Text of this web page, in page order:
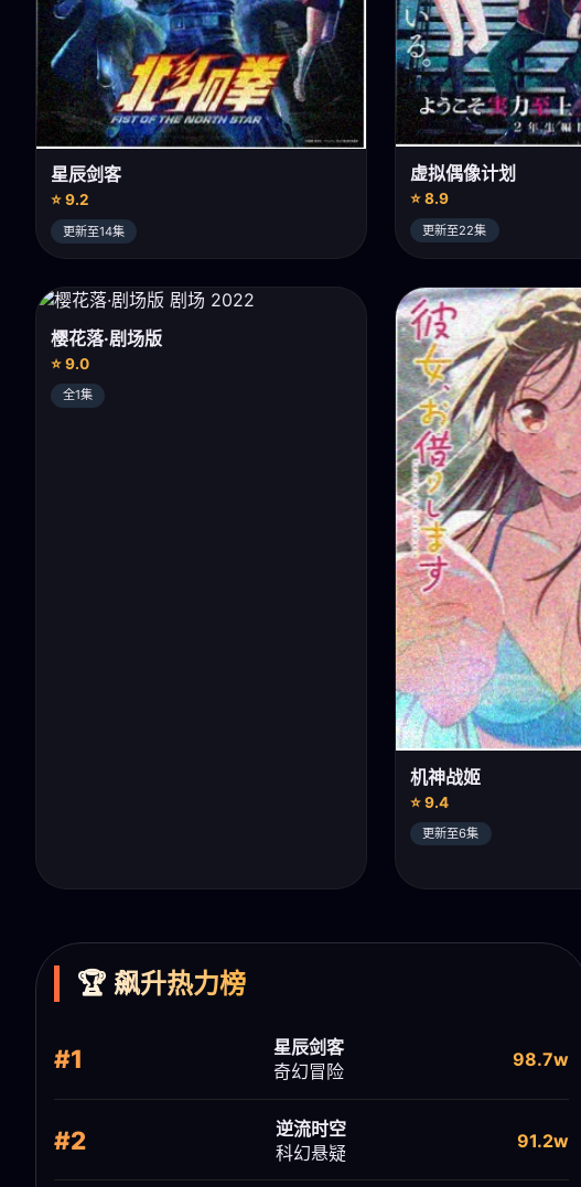
星辰剑客
⭐ 9.2
更新至14集
虚拟偶像计划
⭐ 8.9
更新至22集
樱花落·剧场版
⭐ 9.0
全1集
机神战姬
⭐ 9.4
更新至6集
🏆 飙升热力榜
#1
星辰剑客
奇幻冒险
98.7w
#2
逆流时空
科幻悬疑
91.2w